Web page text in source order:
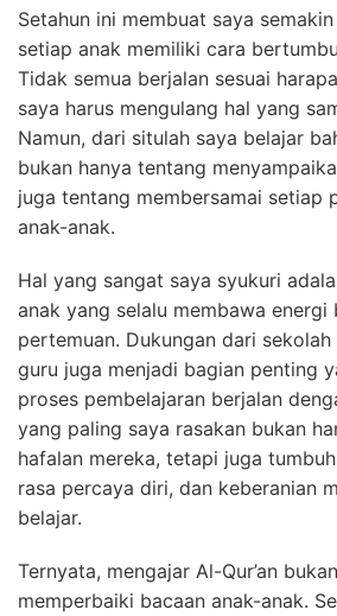
Setahun ini membuat saya
setiap anak memiliki cara
Tidak semua berjalan sesuai
saya harus mengulang hal yang
Namun, dari situlah saya belajar
bukan hanya tentang
juga tentang membersamai setiap
anak-anak.
Hal yang sangat saya syukuri
anak yang selalu membawa energi
pertemuan. Dukungan dari
guru juga menjadi bagian penting
proses pembelajaran berjalan
yang paling saya rasakan bukan
hafalan mereka, tetapi juga
rasa percaya diri, dan keberanian
belajar.
Ternyata, mengajar Al-Qur’an
memperbaiki bacaan anak-anak.